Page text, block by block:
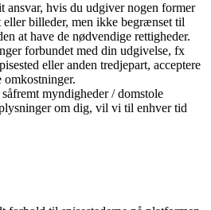
ansvar, hvis du udgiver nogen former
billeder, men ikke begrænset til
at have de nødvendige rettigheder.
forbundet med din udgivelse, fx
eller anden tredjepart, acceptere
omkostninger.
myndigheder / domstole
om dig, vil vi til enhver tid